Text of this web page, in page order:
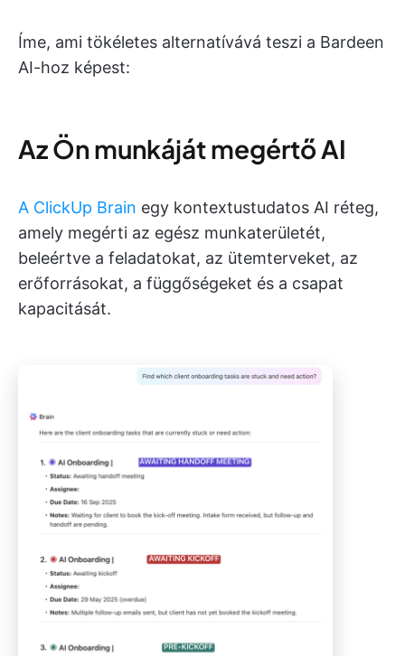
Íme, ami tökéletes alternatívává teszi a Bardeen
AI-hoz képest:
Az Ön munkáját megértő AI
A ClickUp Brain egy kontextustudatos AI réteg,
amely megérti az egész munkaterületét,
beleértve a feladatokat, az ütemterveket, az
erőforrásokat, a függőségeket és a csapat
kapacitását.